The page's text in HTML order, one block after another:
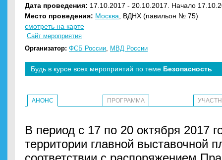
Дата проведения: 17.10.2017 - 20.10.2017. Начало
Место проведения: Москва , ВДНХ (павильон № 75)
смотреть на карте
Сайт мероприятия
Организатор: ФСБ России, МВД России
Будь в курсе всех мероприятий по теме Безопасность
АНОНС ПРОГРАММА
В период с 17 по 20 октября 2017
территории главной выставочной